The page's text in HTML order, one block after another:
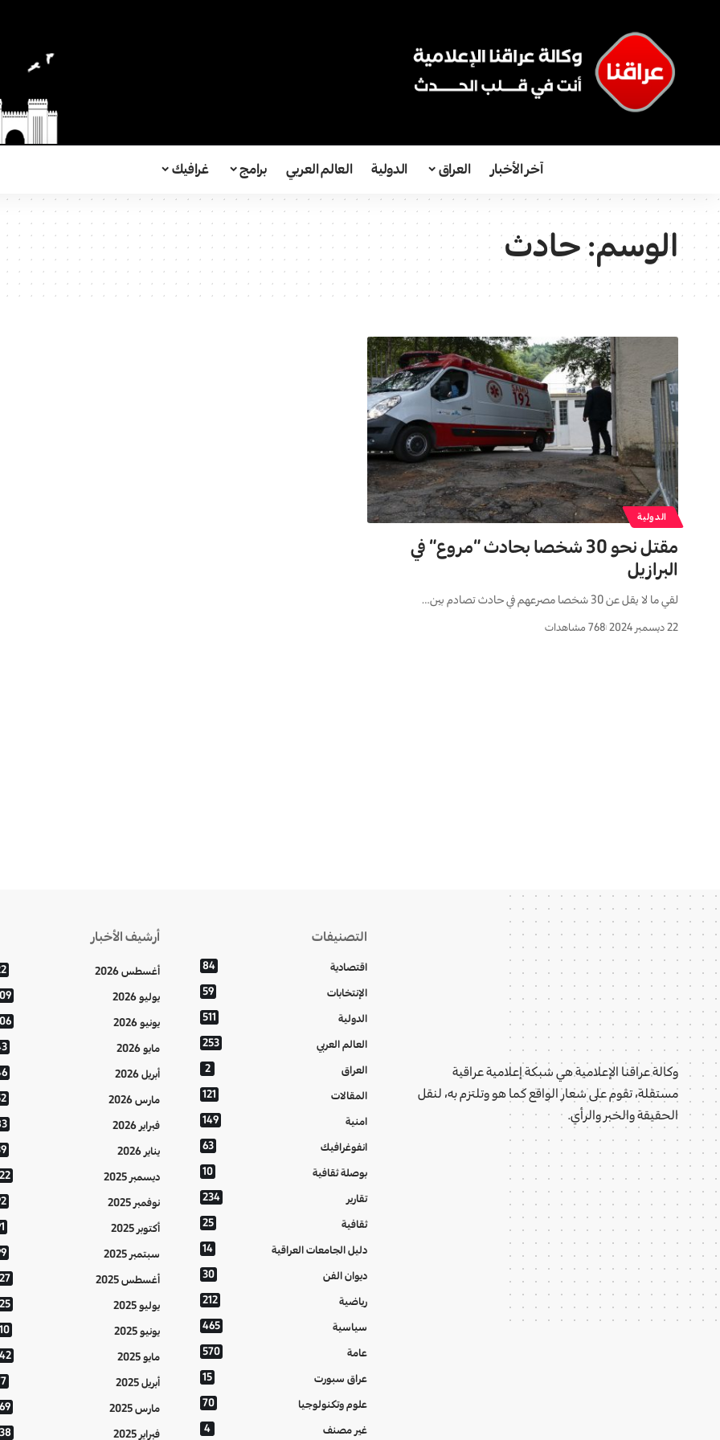
آخر الأخبار العراق الدولية العالم العربي برامج غرافيك
الوسم:حادث
الدولية
مقتل نحو 30 شخصا بحادث “مروع” في
البرازيل
لقي ما لا يقل عن 30 شخصا مصرعهم في حادث تصادم بين…
22 ديسمبر 2024 768 مشاهدات
وكالة عراقنا الإعلامية هي شبكة إعلامية عراقية
مستقلة، تقوم على شعار الواقع كما هو وتلتزم به، لنقل
الحقيقة والخبر والرأي.
التصنيفات
اقتصادية 84
الإنتخابات 59
الدولية 511
العالم العربي 253
العراق 2
المقالات 121
امنية 149
انفوغرافيك 63
بوصلة ثقافية 10
تقارير 234
ثقافية 25
دليل الجامعات العراقية 14
ديوان الفن 30
رياضية 212
سياسية 465
عامة 570
عراق سبورت 15
علوم وتكنولوجيا 70
غير مصنف 4
أرشيف الأخبار
أغسطس 2026
يوليو 2026
يونيو 2026
مايو 2026
أبريل 2026
مارس 2026
فبراير 2026
يناير 2026
ديسمبر 2025
نوفمبر 2025
أكتوبر 2025
سبتمبر 2025
أغسطس 2025
يوليو 2025
يونيو 2025
مايو 2025
أبريل 2025
مارس 2025
فبراير 2025